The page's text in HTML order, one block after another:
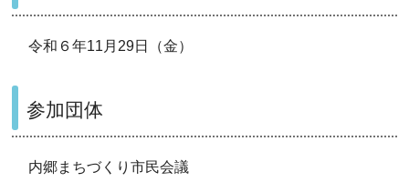
令和６年11月29日（金）
参加団体
内郷まちづくり市民会議